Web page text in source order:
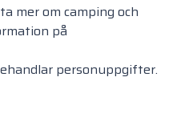
mer om camping och
på
personuppgifter.